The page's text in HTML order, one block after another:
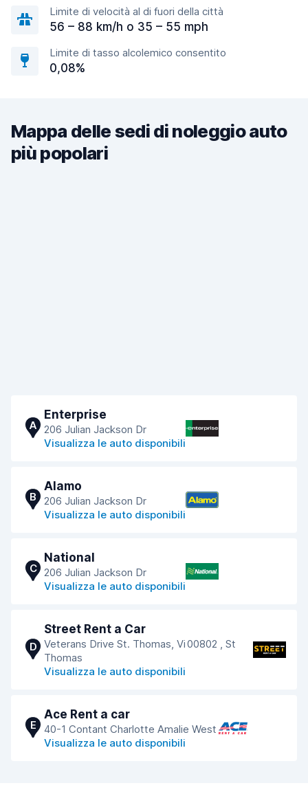
Limite di velocità al di fuori della città
56 – 88 km/h o 35 – 55 mph
Limite di tasso alcolemico consentito
0,08%
Mappa delle sedi di noleggio auto
più popolari
A
Enterprise
206 Julian Jackson Dr
Visualizza le auto disponibili
B
Alamo
206 Julian Jackson Dr
Visualizza le auto disponibili
C
National
206 Julian Jackson Dr
Visualizza le auto disponibili
D
Street Rent a Car
Veterans Drive St. Thomas, Vi 00802 , St
Thomas
Visualizza le auto disponibili
E
Ace Rent a car
40-1 Contant Charlotte Amalie West
Visualizza le auto disponibili